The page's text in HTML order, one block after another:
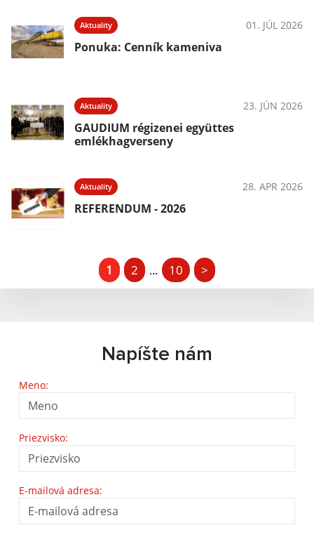
Aktuality 01. JÚL 2026
Ponuka: Cenník kameniva
Aktuality 23. JÚN 2026
GAUDIUM régizenei együttes
emlékhagverseny
Aktuality 28. APR 2026
REFERENDUM - 2026
1 2 ... 10 >
Napíšte nám
Meno:
Priezvisko:
E-mailová adresa: